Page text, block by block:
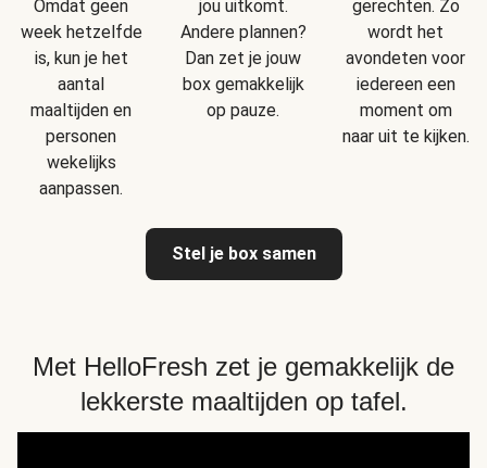
Omdat geen
week hetzelfde
is, kun je het
aantal
maaltijden en
personen
wekelijks
aanpassen.
jou uitkomt.
Andere plannen?
Dan zet je jouw
box gemakkelijk
op pauze.
gerechten. Zo
wordt het
avondeten voor
iedereen een
moment om
naar uit te kijken.
Stel je box samen
Met HelloFresh zet je gemakkelijk de
lekkerste maaltijden op tafel.